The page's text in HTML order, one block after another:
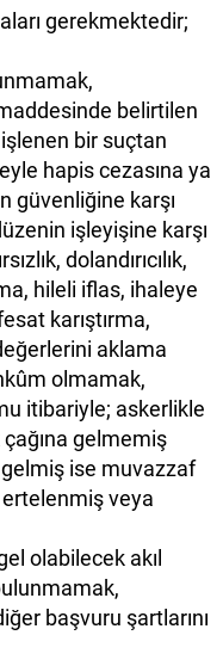
gerekmektedir;
belirtilen
bir suçtan
hapis cezasına ya
güvenliğine karşı
işleyişine karşı
dolandırıcılık,
hileli iflas, ihaleye
karıştırma,
aklama
olmamak,
itibariyle; askerlikle
gelmemiş
ise muvazzaf
veya
olabilecek akıl
başvuru şartlarını